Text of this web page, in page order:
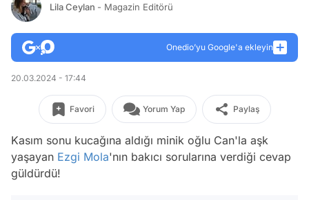
Lila Ceylan - Magazin Editörü
Onedio’yu Google'a ekleyin
20.03.2024 - 17:44
Favori Yorum Yap Paylaş
Kasım sonu kucağına aldığı minik oğlu Can'la aşk
yaşayan Ezgi Mola'nın bakıcı sorularına verdiği cevap
güldürdü!